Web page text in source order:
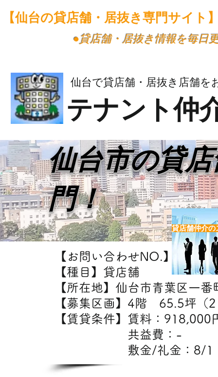
【仙台の貸店舗・居抜き専門サイト
​●貸店舗・居抜き情報を毎日
仙台で貸店舗・居抜き店舗を
テナント仲
【お問い合わせNO.】
【種目】貸店舗
【所在地】仙台市青葉区一番
【募集区画】4階 65.5坪（
【賃貸条件】賃料：
共益費
敷金/礼金：8/1
仙台市の貸
門！
貸店舗仲介の